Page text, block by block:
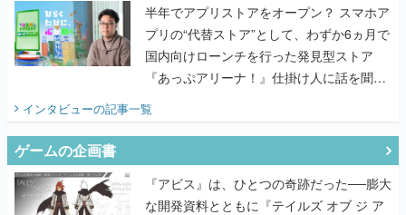
半年でアプリストアをオープン？ スマホア
プリの“代替ストア”として、わずか6ヵ月で
国内向けローンチを行った発見型ストア
『あっぷアリーナ！』仕掛け人に話を聞い
インタビューの記事一覧
ゲームの企画書
『アビス』は、ひとつの奇跡だった──膨大
な開発資料とともに『テイルズ オブ ジ ア